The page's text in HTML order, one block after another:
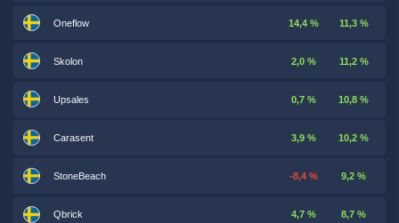
Oneflow 14,4 % 11,3 %
Skolon 2,0 % 11,2 %
Upsales 0,7 % 10,8 %
Carasent 3,9 % 10,2 %
StoneBeach -8,4 % 9,2 %
Qbrick 4,7 % 8,7 %